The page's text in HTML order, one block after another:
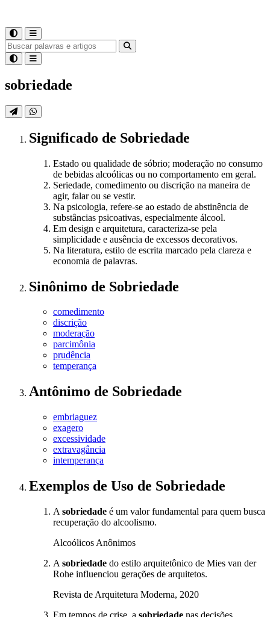
sobriedade
Significado de Sobriedade
Estado ou qualidade de sóbrio; moderação no consumo
de bebidas alcoólicas ou no comportamento em geral.
Seriedade, comedimento ou discrição na maneira de
agir, falar ou se vestir.
Na psicologia, refere-se ao estado de abstinência de
substâncias psicoativas, especialmente álcool.
Em design e arquitetura, caracteriza-se pela
simplicidade e ausência de excessos decorativos.
Na literatura, estilo de escrita marcado pela clareza e
economia de palavras.
Sinônimo de Sobriedade
comedimento
discrição
moderação
parcimônia
prudência
temperança
Antônimo de Sobriedade
embriaguez
exagero
excessividade
extravagância
intemperança
Exemplos de Uso de Sobriedade
A sobriedade é um valor fundamental para quem busca
recuperação do alcoolismo.
Alcoólicos Anônimos
A sobriedade do estilo arquitetônico de Mies van der
Rohe influenciou gerações de arquitetos.
Revista de Arquitetura Moderna, 2020
Em tempos de crise, a sobriedade nas decisões